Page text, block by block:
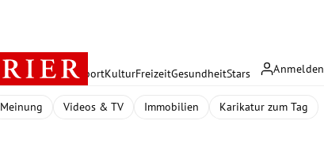
Anmelden
PolitikWirtschaft SportKulturFreizeitGesundheitStars
Meinung Videos & TV Immobilien Karikatur zum Tag